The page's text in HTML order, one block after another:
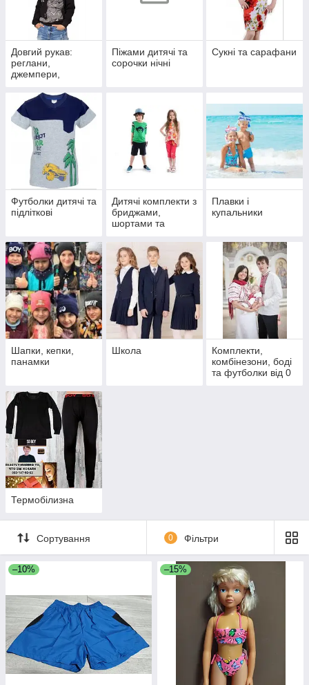
Довгий рукав:
реглани,
джемпери,
туніки, світшоти
Піжами дитячі та
сорочки нічні
Сукні та сарафани
Футболки дитячі та
підліткові
Дитячі комплекти з
бриджами,
шортами та
Плавки і
купальники
Шапки, кепки,
панамки
Школа
Комплекти,
комбінезони, боді
та футболки від 0
Термобілизна
Сортування 0 Фільтри
–10% –15%